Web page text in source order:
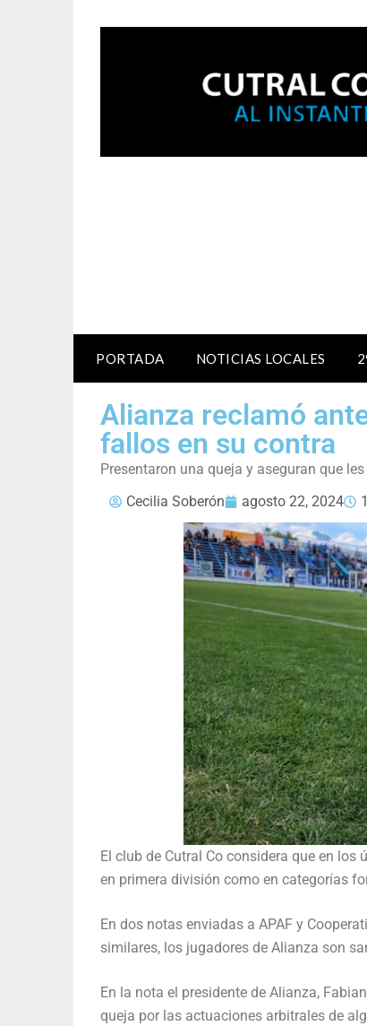
PORTADA NOTICIAS LOCALES
Alianza reclamó
fallos en su contra
Presentaron una queja y aseguran que
Cecilia Soberón
agosto 22, 2024
El club de Cutral Co considera que en
en primera división como en categorías
En dos notas enviadas a APAF y
similares, los jugadores de Alianza son
En la nota el presidente de Alianza,
queja por las actuaciones arbitrales de